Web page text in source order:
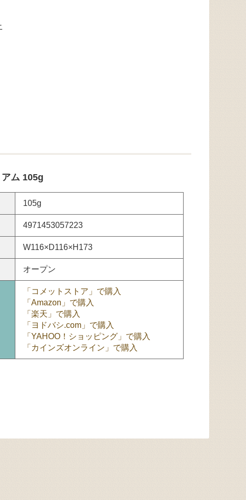
ム 105g
105g
4971453057223
W116×D116×H173
オープン
「コメットストア」で購入
「Amazon」で購入
「楽天」で購入
「ヨドバシ.com」で購入
「YAHOO！ショッピング」で購入
「カインズオンライン」で購入